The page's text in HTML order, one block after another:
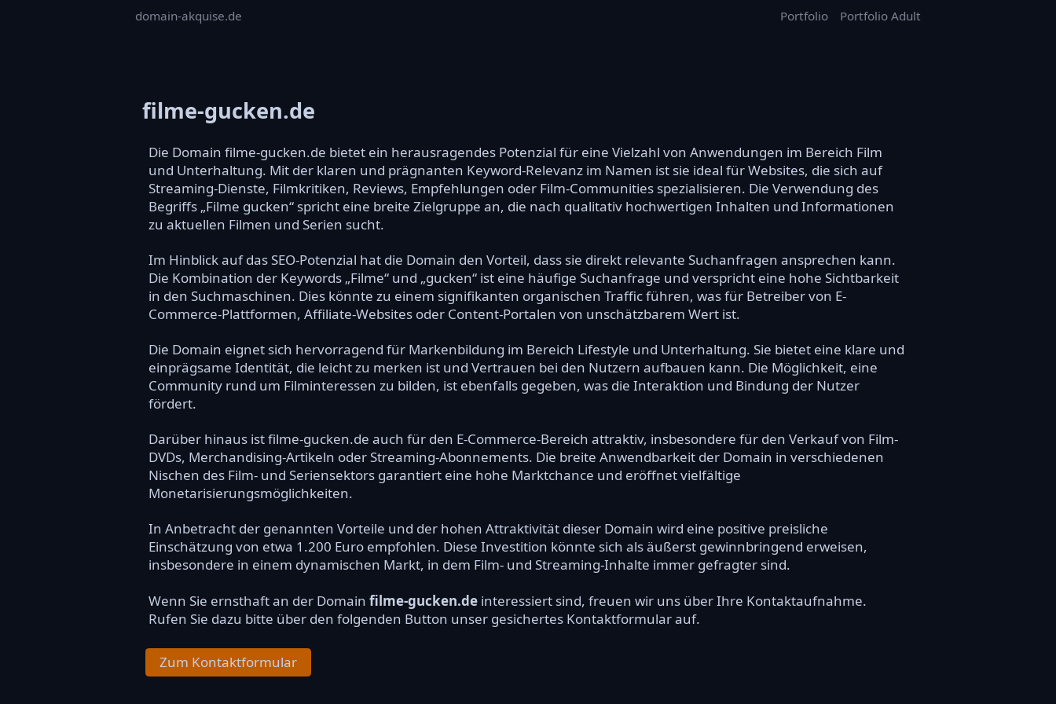
domain-akquise.de Portfolio Portfolio Adult
filme-gucken.de
Die Domain filme-gucken.de bietet ein herausragendes Potenzial für eine Vielzahl von Anwendungen im Bereich Film
und Unterhaltung. Mit der klaren und prägnanten Keyword-Relevanz im Namen ist sie ideal für Websites, die sich auf
Streaming-Dienste, Filmkritiken, Reviews, Empfehlungen oder Film-Communities spezialisieren. Die Verwendung des
Begriffs „Filme gucken“ spricht eine breite Zielgruppe an, die nach qualitativ hochwertigen Inhalten und Informationen
zu aktuellen Filmen und Serien sucht.
Im Hinblick auf das SEO-Potenzial hat die Domain den Vorteil, dass sie direkt relevante Suchanfragen ansprechen kann.
Die Kombination der Keywords „Filme“ und „gucken“ ist eine häufige Suchanfrage und verspricht eine hohe Sichtbarkeit
in den Suchmaschinen. Dies könnte zu einem signifikanten organischen Traffic führen, was für Betreiber von E-
Commerce-Plattformen, Affiliate-Websites oder Content-Portalen von unschätzbarem Wert ist.
Die Domain eignet sich hervorragend für Markenbildung im Bereich Lifestyle und Unterhaltung. Sie bietet eine klare und
einprägsame Identität, die leicht zu merken ist und Vertrauen bei den Nutzern aufbauen kann. Die Möglichkeit, eine
Community rund um Filminteressen zu bilden, ist ebenfalls gegeben, was die Interaktion und Bindung der Nutzer
fördert.
Darüber hinaus ist filme-gucken.de auch für den E-Commerce-Bereich attraktiv, insbesondere für den Verkauf von Film-
DVDs, Merchandising-Artikeln oder Streaming-Abonnements. Die breite Anwendbarkeit der Domain in verschiedenen
Nischen des Film- und Seriensektors garantiert eine hohe Marktchance und eröffnet vielfältige
Monetarisierungsmöglichkeiten.
In Anbetracht der genannten Vorteile und der hohen Attraktivität dieser Domain wird eine positive preisliche
Einschätzung von etwa 1.200 Euro empfohlen. Diese Investition könnte sich als äußerst gewinnbringend erweisen,
insbesondere in einem dynamischen Markt, in dem Film- und Streaming-Inhalte immer gefragter sind.
Wenn Sie ernsthaft an der Domain filme-gucken.de interessiert sind, freuen wir uns über Ihre Kontaktaufnahme.
Rufen Sie dazu bitte über den folgenden Button unser gesichertes Kontaktformular auf.
Zum Kontaktformular